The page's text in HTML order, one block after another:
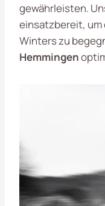
gewährleisten.
einsatzbereit, um
Winters zu
Hemmingen